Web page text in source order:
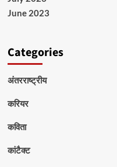
June 2023
Categories
अंतरराष्ट्रीय
करियर
कविता
कांटैक्ट